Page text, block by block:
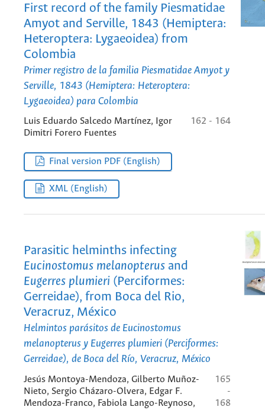
First record of the family Piesmatidae
Amyot and Serville, 1843 (Hemiptera:
Heteroptera: Lygaeoidea) from
Colombia
Primer registro de la familia Piesmatidae Amyot y
Serville, 1843 (Hemiptera: Heteroptera:
Lygaeoidea) para Colombia
Luis Eduardo Salcedo Martínez, Igor
Dimitri Forero Fuentes
162 - 164
Final version PDF (English)
XML (English)
Parasitic helminths infecting
Eucinostomus melanopterus and
Eugerres plumieri (Perciformes:
Gerreidae), from Boca del Rio,
Veracruz, México
Helmintos parásitos de Eucinostomus
melanopterus y Eugerres plumieri (Perciformes:
Gerreidae), de Boca del Río, Veracruz, México
Jesús Montoya-Mendoza, Gilberto Muñoz-
Nieto, Sergio Cházaro-Olvera, Edgar F.
Mendoza-Franco, Fabiola Lango-Reynoso,
165
-
168